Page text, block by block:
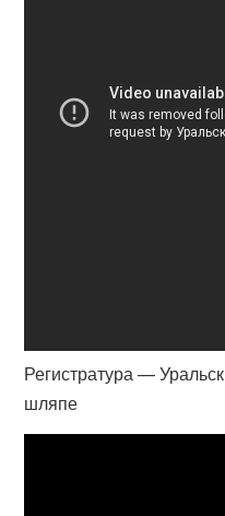
Регистратура —
шляпе